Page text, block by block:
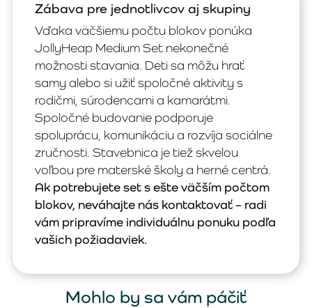
Zábava pre jednotlivcov aj skupiny
Vďaka väčšiemu počtu blokov ponúka
JollyHeap Medium Set nekonečné
možnosti stavania. Deti sa môžu hrať
samy alebo si užiť spoločné aktivity s
rodičmi, súrodencami a kamarátmi.
Spoločné budovanie podporuje
spoluprácu, komunikáciu a rozvíja sociálne
zručnosti. Stavebnica je tiež skvelou
voľbou pre materské školy a herné centrá.
Ak potrebujete set s ešte väčším počtom
blokov, neváhajte nás kontaktovať – radi
vám pripravíme individuálnu ponuku podľa
vašich požiadaviek.
Mohlo by sa vám páčiť